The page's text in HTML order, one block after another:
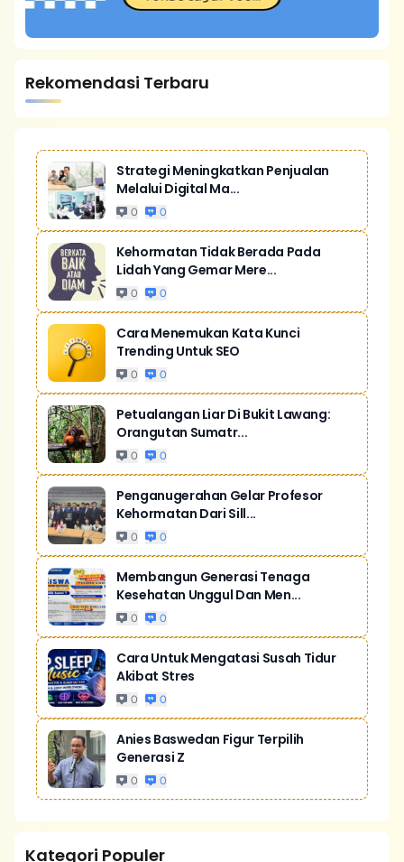
Rekomendasi Terbaru
Strategi Meningkatkan Penjualan
Melalui Digital Ma...
0 0
Kehormatan Tidak Berada Pada
Lidah Yang Gemar Mere...
0 0
Cara Menemukan Kata Kunci
Trending Untuk SEO
0 0
Petualangan Liar Di Bukit Lawang:
Orangutan Sumatr...
0 0
Penganugerahan Gelar Profesor
Kehormatan Dari Sill...
0 0
Membangun Generasi Tenaga
Kesehatan Unggul Dan Men...
0 0
Cara Untuk Mengatasi Susah Tidur
Akibat Stres
0 0
Anies Baswedan Figur Terpilih
Generasi Z
0 0
Kategori Populer